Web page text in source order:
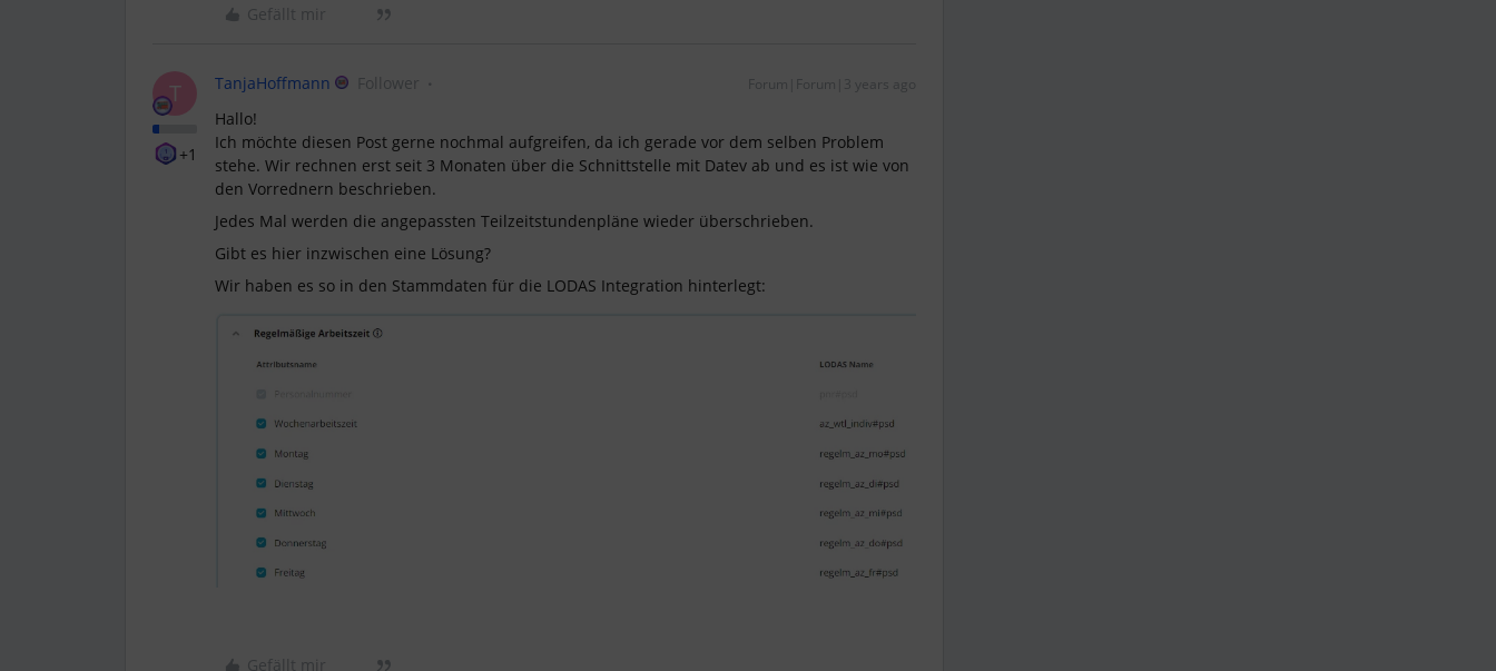
Gefällt mir
T
+1
TanjaHoffmann Follower Forum|Forum|3 years ago
Hallo!
Ich möchte diesen Post gerne nochmal aufgreifen, da ich gerade vor dem selben Problem
stehe. Wir rechnen erst seit 3 Monaten über die Schnittstelle mit Datev ab und es ist wie von
den Vorrednern beschrieben.
Jedes Mal werden die angepassten Teilzeitstundenpläne wieder überschrieben.
Gibt es hier inzwischen eine Lösung?
Wir haben es so in den Stammdaten für die LODAS Integration hinterlegt:
Gefällt mir